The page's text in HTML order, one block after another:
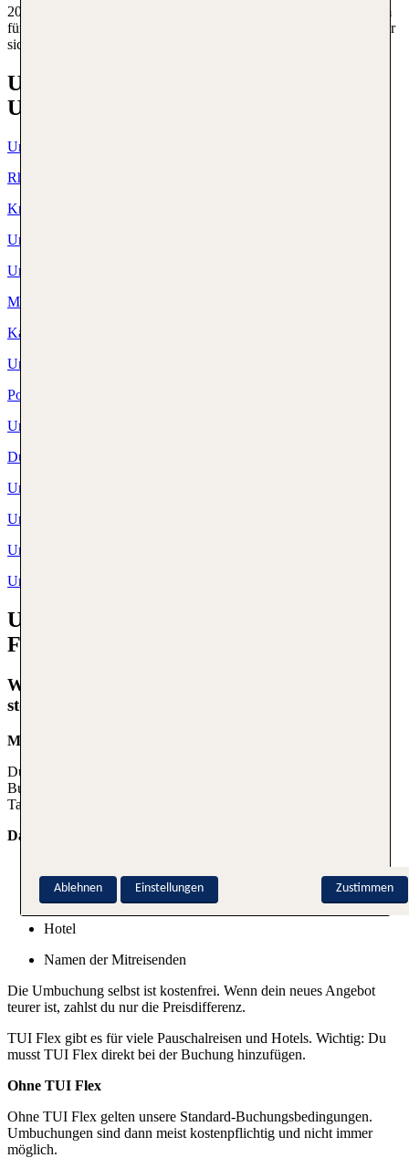
20 Jahren Erfahrung und lückenloser Vernetzung sorgt unser Team
für Unterstützung und Soforthilfe im Ernstfall. Du kannst dir immer
sicher sein: Auf TUI ist Verlass!
Unsere meistgebuchten
Urlaubsdestinationen
Urlaub Griechenland
Rhodos Urlaub
Kreta Urlaub
Urlaub Türkei
Urlaub Spanien
Mallorca Urlaub
Kanaren Urlaub
Urlaub Ägypten
Portugal Urlaub
Urlaub Malediven
Dubai Urlaub
Urlaub Deutschland
Urlaub Italien
Urlaub Kroatien
Urlaub Österreich
Urlaub buchen bei TUI - häufig gestellte
Fragen
Wie flexibel kann ich bei TUI umbuchen oder
stornieren?
Mit TUI Flex buchst du flexibel
Du möchtest spontan bleiben? Mit TUI Flex kannst du deine
Buchung kostenlos ändern oder stornieren – je nach gewähltem
Tarif bis 15 oder 29 Tage vor Abreise.
Das kannst du ändern:
Hotel
Namen der Mitreisenden
Die Umbuchung selbst ist kostenfrei. Wenn dein neues Angebot
teurer ist, zahlst du nur die Preisdifferenz.
TUI Flex gibt es für viele Pauschalreisen und Hotels. Wichtig: Du
musst TUI Flex direkt bei der Buchung hinzufügen.
Ohne TUI Flex
Ohne TUI Flex gelten unsere Standard-Buchungsbedingungen.
Umbuchungen sind dann meist kostenpflichtig und nicht immer
möglich.
Zustimmen
Ablehnen Einstellungen